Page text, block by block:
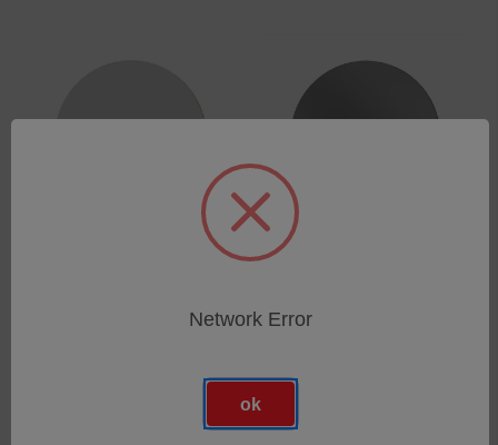
SKU: 681.10076
Network Error
ok